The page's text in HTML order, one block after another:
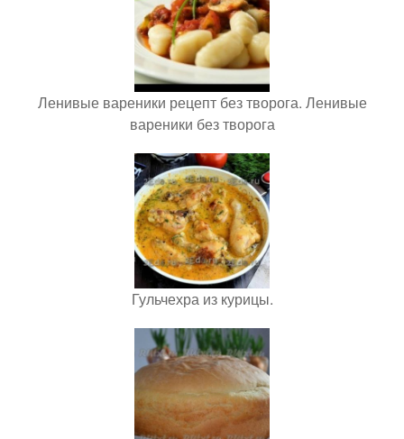
Ленивые вареники рецепт без творога. Ленивые
вареники без творога
Гульчехра из курицы.